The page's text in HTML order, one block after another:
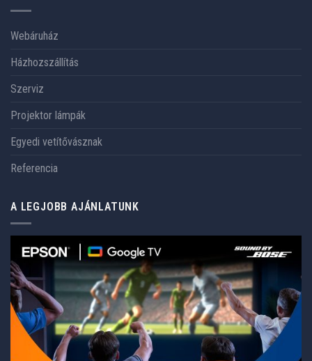
Webáruház
Házhozszállítás
Szerviz
Projektor lámpák
Egyedi vetítővásznak
Referencia
A LEGJOBB AJÁNLATUNK